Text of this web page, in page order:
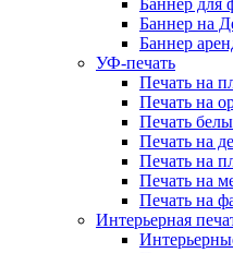
Баннер для
Баннер на
Баннер
УФ-печать
Печать на
Печать на
Печать
Печать на
Печать на
Печать на
Печать на
Интерьерная